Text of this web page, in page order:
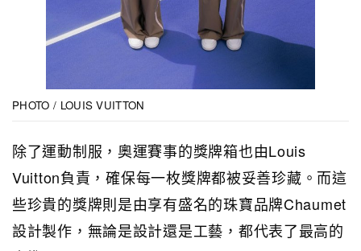
PHOTO / LOUIS VUITTON
除了運動制服，奧運賽事的獎牌箱也由Louis
Vuitton負責，確保每一枚獎牌都被妥善珍藏。而這
些珍貴的獎牌則是由享有盛名的珠寶品牌Chaumet
設計製作，無論是設計還是工藝，都代表了最高的